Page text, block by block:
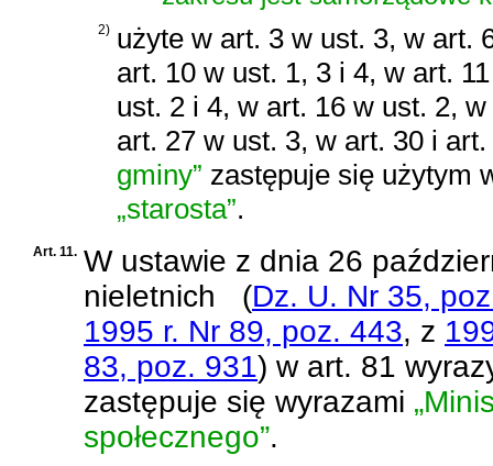
2) użyte w art. 3 w ust. 3, w art.
art. 10 w ust. 1, 3 i 4, w art.
ust. 2 i 4, w art. 16 w ust. 2,
art. 27 w ust. 3, w art. 30 i
gminy” zastępuje się użytym
„starosta”.
Art. 11. W ustawie z dnia 26
nieletnich
(Dz. U. Nr 35,
1995 r. Nr 89, poz. 443, z
83, poz. 931) w art. 81
zastępuje się wyrazami
społecznego”.